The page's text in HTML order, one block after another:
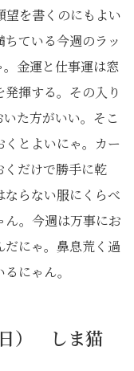
望を書くのにもよい
ている今週のラッ
金運と仕事運は窓
揮する。その入り
た方がいい。そこ
とよいにゃ。カー
くだけで勝手に乾
ならない服にくらべ
。今週は万事にお
にゃ。鼻息荒く過
にゃん。
日） しま猫